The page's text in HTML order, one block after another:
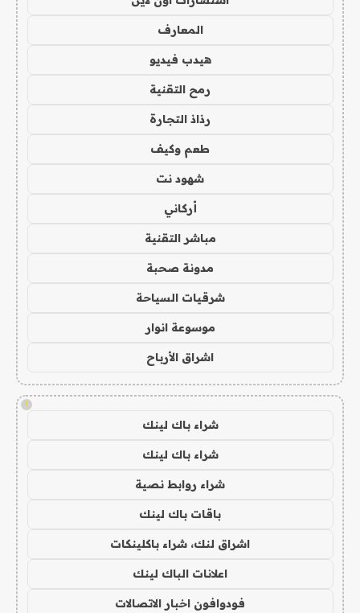
المعارف
هيدب فيديو
رمح التقنية
رذاذ التجارة
طعم وكيف
شهود نت
أركاني
مباشر التقنية
مدونة صحبة
شرقيات السياحة
موسوعة انوار
اشراق الأرباح
!
شراء باك لينك
شراء باك لينك
شراء روابط نصية
باقات باك لينك
اشراق لنك، شراء باكلينكات
اعلانات الباك لينك
فودوافون اخبار الاتصالات